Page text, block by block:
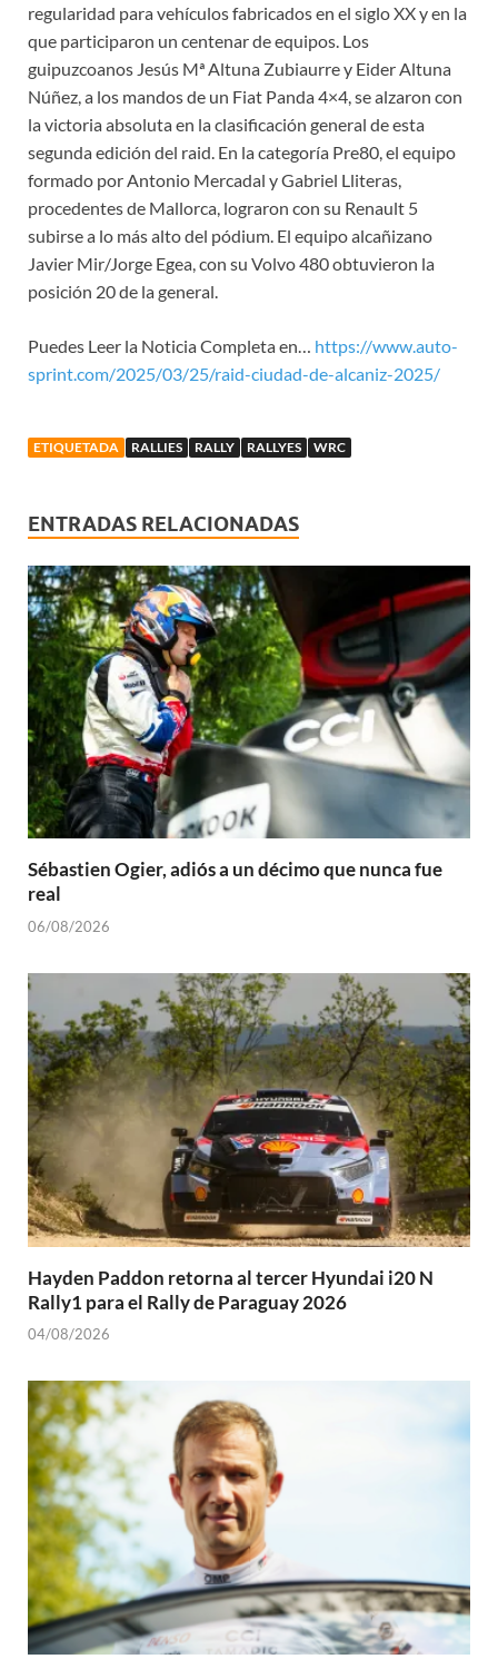
regularidad para vehículos fabricados en el siglo XX y en la
que participaron un centenar de equipos. Los
guipuzcoanos Jesús Mª Altuna Zubiaurre y Eider Altuna
Núñez, a los mandos de un Fiat Panda 4×4, se alzaron con
la victoria absoluta en la clasificación general de esta
segunda edición del raid. En la categoría Pre80, el equipo
formado por Antonio Mercadal y Gabriel Lliteras,
procedentes de Mallorca, lograron con su Renault 5
subirse a lo más alto del pódium. El equipo alcañizano
Javier Mir/Jorge Egea, con su Volvo 480 obtuvieron la
posición 20 de la general.
Puedes Leer la Noticia Completa en… https://www.auto-
sprint.com/2025/03/25/raid-ciudad-de-alcaniz-2025/
ETIQUETADA RALLIES RALLY RALLYES WRC
ENTRADAS RELACIONADAS
Sébastien Ogier, adiós a un décimo que nunca fue
real
06/08/2026
Hayden Paddon retorna al tercer Hyundai i20 N
Rally1 para el Rally de Paraguay 2026
04/08/2026